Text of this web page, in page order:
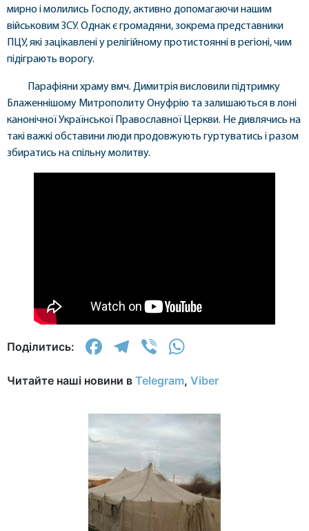
мирно і молились Господу, активно допомагаючи нашим
військовим ЗСУ. Однак є громадяни, зокрема представники
ПЦУ, які зацікавлені у релігійному протистоянні в регіоні, чим
підіграють ворогу.
Парафіяни храму вмч. Димитрія висловили підтримку
Блаженнішому Митрополиту Онуфрію та залишаються в лоні
канонічної Української Православної Церкви. Не дивлячись на
такі важкі обставини люди продовжують гуртуватись і разом
збиратись на спільну молитву.
Поділитись: Facebook
Telegram
Viber
Читайте наші новини в Telegram, Viber